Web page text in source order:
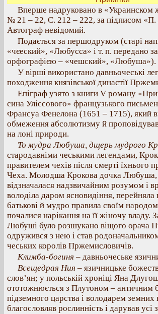
Вперше надруковано в «Украинском
№ 21 – 22, С. 212 – 222, за підписом
Автограф невідомий.
Подається за першодруком (старі
«чєеский», «Любусса» і т. п. передано
орфографією – «чешский», «Любуша»).
У вірші використано давньочеські
походження князівської династії
Епіграф узято з книги V роману
сина Уліссового» французького
Франсуа Фенелона (1651 – 1715), який
обмеження абсолютизму й
на лоні природи.
То мудра Любуша, дщерь мудрого
стародавніми чеськими легендами,
правителем чехів після смерті їхнього
Чеха. Молодша Крокова дочка Любуша,
відзначалася надзвичайним розумом і
володіла даром ясновидіння, перейняла
батькові й мудро правила своїм
почалися нарікання на її жіночу владу.
Любуші було розшукано віщого орача
одружився з нею і став
чеських королів Пржемисловичів.
Климба-богиня – давньочеське
Всещедрая Ния – язичницьке
слов’ян; у польській хроніці Яна
ототожнюється з Плутоном – античним
підземного царства і володарем земних
благословляв рослинність і дарував усі